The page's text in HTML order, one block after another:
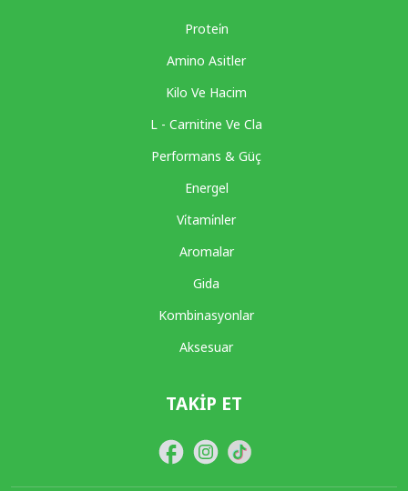
Protei̇n
Amino Asitler
Kilo Ve Hacim
L - Carnitine Ve Cla
Performans & Güç
Energel
Vi̇tami̇nler
Aromalar
Gida
Kombinasyonlar
Aksesuar
TAKIP ET